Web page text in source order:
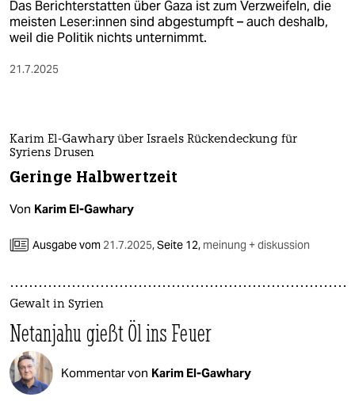
veranstaltungen
shop
fragen & hilfe
abo
genossenschaft
epaper login
Das Berichterstatten über Gaza ist zum Verzweifeln, die
meisten Le­se­r:in­nen sind abgestumpft – auch deshalb,
weil die Politik nichts unternimmt.
21.7.2025
Karim El-Gawhary über Israels Rückendeckung für
Syriens Drusen
Geringe Halbwertzeit
Von Karim El-Gawhary
Ausgabe vom 21.7.2025,Seite 12, meinung + diskussion
Gewalt in Syrien
Netanjahu gießt Öl ins Feuer
Kommentar von Karim El-Gawhary